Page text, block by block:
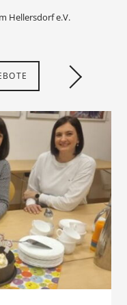
Hellersdorf e.V.